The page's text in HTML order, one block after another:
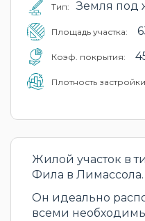
Тип: Земля под
Площадь участка:
Коэф. покрытия:
Плотность
Жилой участок в
Фила в Лимассола.
Он идеально
всеми